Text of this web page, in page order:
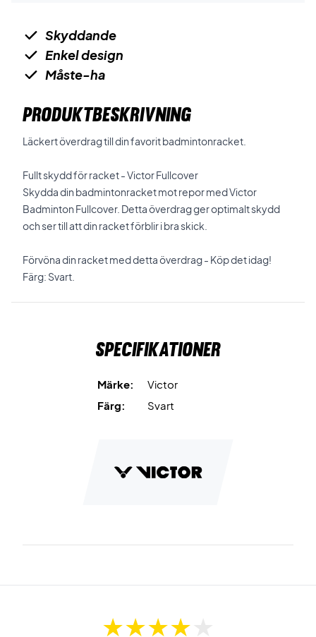
Skyddande
Enkel design
Måste-ha
PRODUKTBESKRIVNING
Läckert överdrag till din favorit badmintonracket.
Fullt skydd för racket - Victor Fullcover
Skydda din badmintonracket mot repor med Victor
Badminton Fullcover. Detta överdrag ger optimalt skydd
och ser till att din racket förblir i bra skick.
Förvöna din racket med detta överdrag - Köp det idag!
Färg: Svart.
Specifikationer
Märke:
Victor
Färg:
Svart